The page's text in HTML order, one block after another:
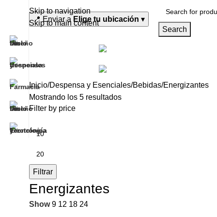
Skip to navigation
Skip to main content
📍 Enviar a Elige tu ubicación ▾
Search
Todas las categorías
Inicio Despensa y Esenciales Bebidas Energizantes
Mostrando los 5 resultados
Filter by price
Filtrar
Energizantes
Show9 12 18 24